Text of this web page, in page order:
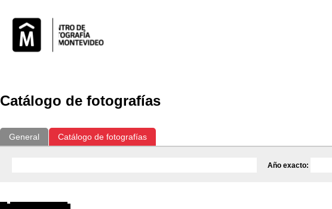
Catálogo de fotografías
General Catálogo de fotografías
Año exacto: